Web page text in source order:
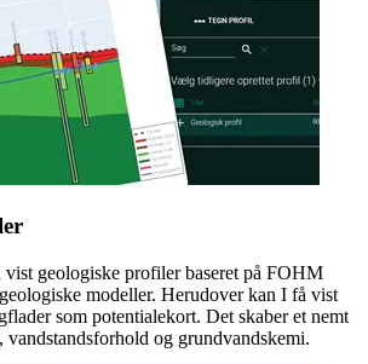
geologiske profiler baseret på FOHM
modeller. Herudover kan I få vist
som potentialekort. Det skaber et nemt
og grundvandskemi.